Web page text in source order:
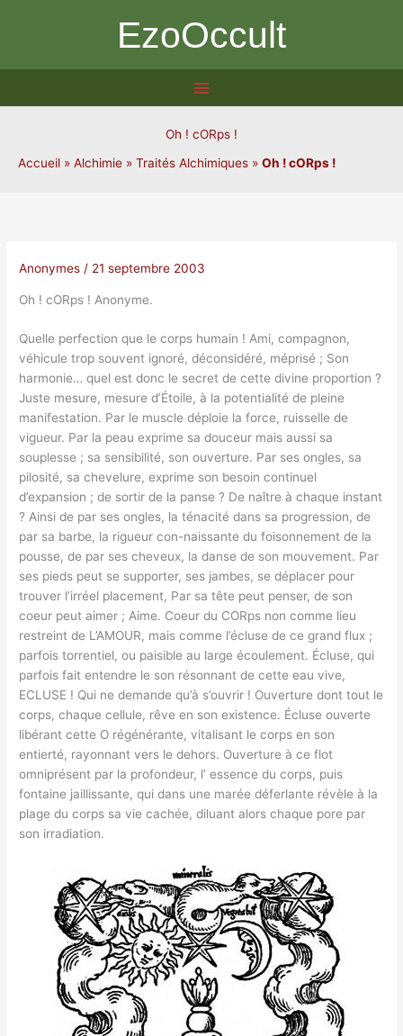
EzoOccult
Oh ! cORps !
Accueil » Alchimie » Traités Alchimiques » Oh ! cORps !
Anonymes / 21 septembre 2003
Oh ! cORps ! Anonyme.
Quelle perfection que le corps humain ! Ami, compagnon,
véhicule trop souvent ignoré, déconsidéré, méprisé ; Son
harmonie… quel est donc le secret de cette divine proportion ?
Juste mesure, mesure d’Étoile, à la potentialité de pleine
manifestation. Par le muscle déploie la force, ruisselle de
vigueur. Par la peau exprime sa douceur mais aussi sa
souplesse ; sa sensibilité, son ouverture. Par ses ongles, sa
pilosité, sa chevelure, exprime son besoin continuel
d’expansion ; de sortir de la panse ? De naître à chaque instant
? Ainsi de par ses ongles, la ténacité dans sa progression, de
par sa barbe, la rigueur con-naissante du foisonnement de la
pousse, de par ses cheveux, la danse de son mouvement. Par
ses pieds peut se supporter, ses jambes, se déplacer pour
trouver l’irréel placement, Par sa tête peut penser, de son
coeur peut aimer ; Aime. Coeur du CORps non comme lieu
restreint de L’AMOUR, mais comme l’écluse de ce grand flux ;
parfois torrentiel, ou paisible au large écoulement. Écluse, qui
parfois fait entendre le son résonnant de cette eau vive,
ECLUSE ! Qui ne demande qu’à s’ouvrir ! Ouverture dont tout le
corps, chaque cellule, rêve en son existence. Écluse ouverte
libérant cette O régénérante, vitalisant le corps en son
entierté, rayonnant vers le dehors. Ouverture à ce flot
omniprésent par la profondeur, l’ essence du corps, puis
fontaine jaillissante, qui dans une marée déferlante révèle à la
plage du corps sa vie cachée, diluant alors chaque pore par
son irradiation.